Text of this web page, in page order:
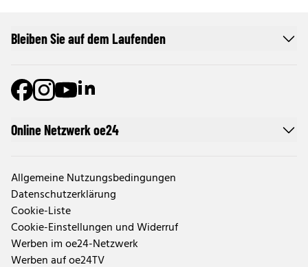
Online Netzwerk oe24
Allgemeine Nutzungsbedingungen
Datenschutzerklärung
Cookie-Liste
Cookie-Einstellungen und Widerruf
Werben im oe24-Netzwerk
Werben auf oe24TV
Bleiben Sie auf dem Laufenden